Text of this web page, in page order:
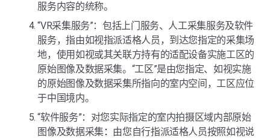
服务内容的统称。
“VR采集服务”：包括上门服务、人工采集服务及软件
服务，指由如视指派适格人员，到达您指定的采集场
地，使用如视或其关联方持有的适配设备实施工区的
原始图像及数据采集。“工区”是由您指定、如视实施
的原始图像及数据采集所指向的室内空间，工区应位
于中国境内。
“软件服务”：对您实际指定的室内拍摄区域内部原始
图像及数据采集： 由您自行指派适格人员按照如视说